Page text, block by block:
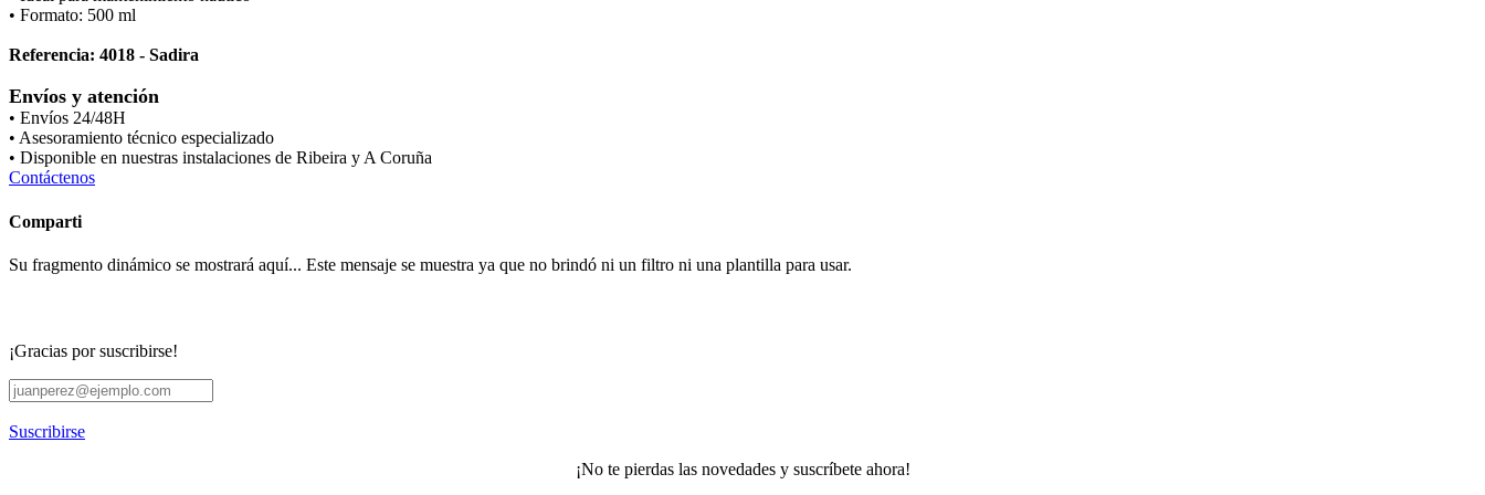
• Formato: 500 ml
Referencia: 4018 - Sadira
Envíos y atención
• Envíos 24/48H
• Asesoramiento técnico especializado
• Disponible en nuestras instalaciones de Ribeira y A Coruña
Contáctenos
Comparti
Su fragmento dinámico se mostrará aquí... Este mensaje se muestra ya que no brindó ni un filtro ni una plantilla para usar.
¡Gracias por suscribirse!
Suscribirse
¡No te pierdas las novedades y suscríbete ahora!